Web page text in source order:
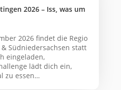
2026 – Iss, was um
2026 findet die Regio
Südniedersachsen statt
eingeladen,
lädt dich ein,
zu essen…